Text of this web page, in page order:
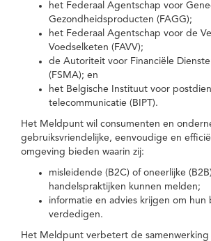
het Federaal Agentschap voor
Gezondheidsproducten (FAGG);
het Federaal Agentschap voor de
Voedselketen (FAVV);
de Autoriteit voor Financiële
(FSMA); en
het Belgische Instituut voor
telecommunicatie (BIPT).
Het Meldpunt wil consumenten en
gebruiksvriendelijke, eenvoudige en
omgeving bieden waarin zij:
misleidende (B2C) of oneerlijke (B2B)
handelspraktijken kunnen melden;
informatie en advies krijgen om hun
verdedigen.
Het Meldpunt verbetert de samenwerking